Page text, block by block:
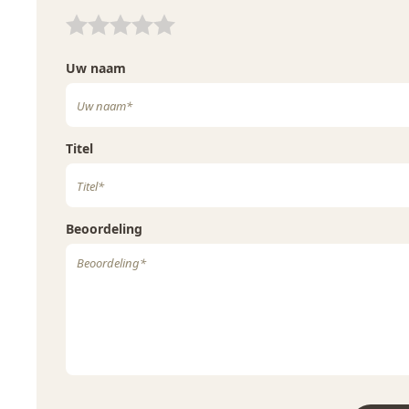
loop van dit proces bepaald. De maceratietijd, ookwel het
druiven weken in de most zodat tannines, kleurstoffen en
uren tot 10 dagen. De rijping vindt plaats in een vat met
40% Frans eiken voor een periode van 8 maanden.
Uw waardering:
Uw naam
Titel
Beoordeling